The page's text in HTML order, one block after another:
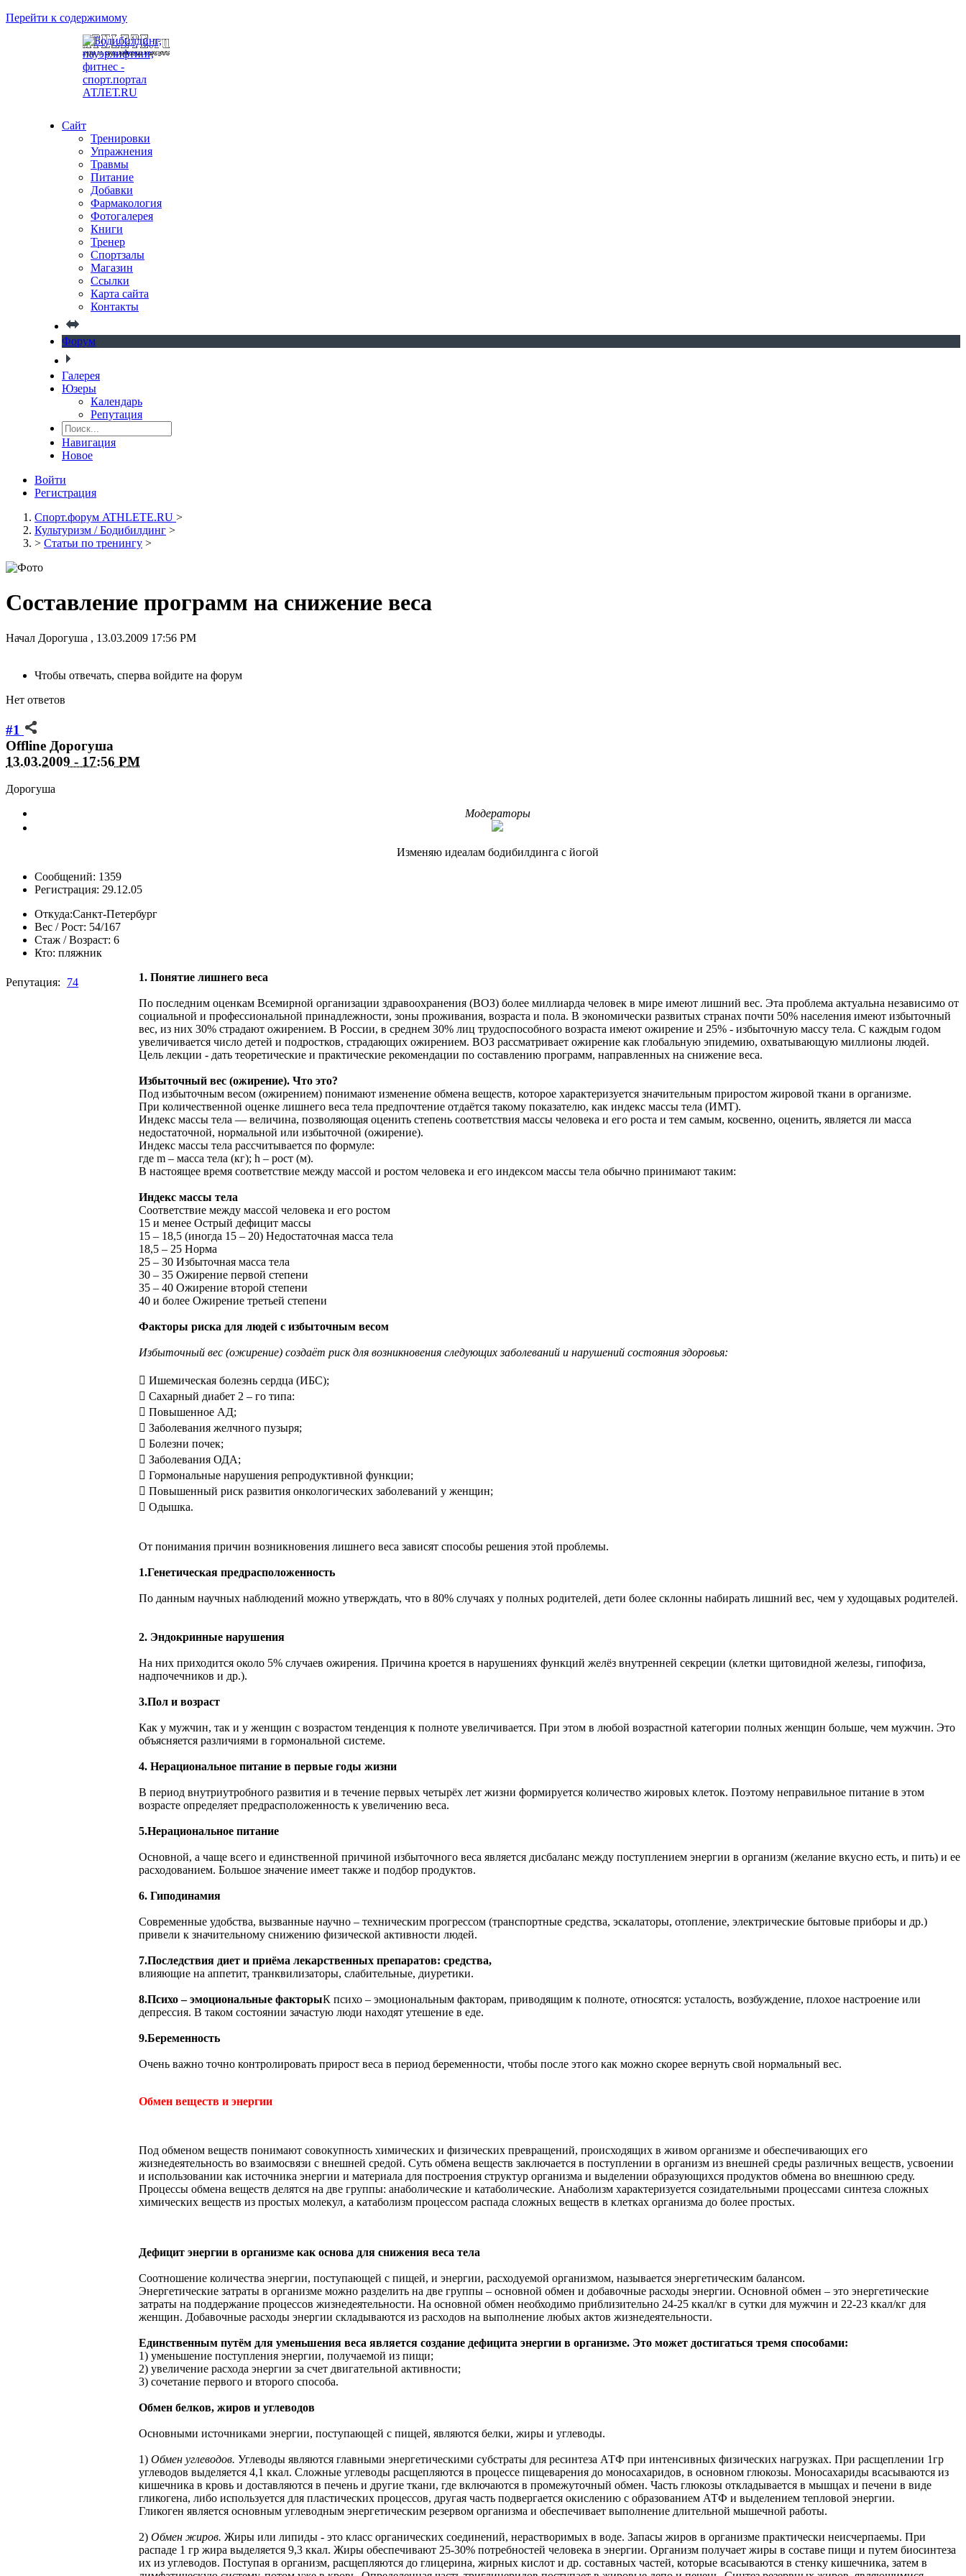
Перейти к содержимому
Сайт
Тренировки
Упражнения
Травмы
Питание
Добавки
Фармакология
Фотогалерея
Книги
Тренер
Спортзалы
Магазин
Ссылки
Карта сайта
Контакты
Форум
Галерея
Юзеры
Календарь
Репутация
Навигация
Новое
Войти
Регистрация
Спорт.форум ATHLETE.RU >
Культуризм / Бодибилдинг >
> Статьи по тренингу >
Составление программ на снижение веса
Начал Дорогуша , 13.03.2009 17:56 PM
Чтобы отвечать, сперва войдите на форум
Нет ответов
#1
Offline Дорогуша
13.03.2009 - 17:56 PM
Дорогуша
Модераторы
Изменяю идеалам бодибилдинга с йогой
Сообщений: 1359
Регистрация: 29.12.05
Откуда:Санкт-Петербург
Вес / Рост: 54/167
Стаж / Возраст: 6
Кто: пляжник
Репутация: 74 1. Понятие лишнего веса
По последним оценкам Всемирной организации здравоохранения (ВОЗ) более миллиарда человек в мире имеют лишний вес. Эта проблема актуальна независимо от
социальной и профессиональной принадлежности, зоны проживания, возраста и пола. В экономически развитых странах почти 50% населения имеют избыточный
вес, из них 30% страдают ожирением. В России, в среднем 30% лиц трудоспособного возраста имеют ожирение и 25% - избыточную массу тела. С каждым годом
увеличивается число детей и подростков, страдающих ожирением. ВОЗ рассматривает ожирение как глобальную эпидемию, охватывающую миллионы людей.
Цель лекции - дать теоретические и практические рекомендации по составлению программ, направленных на снижение веса.
Избыточный вес (ожирение). Что это?
Под избыточным весом (ожирением) понимают изменение обмена веществ, которое характеризуется значительным приростом жировой ткани в организме.
При количественной оценке лишнего веса тела предпочтение отдаётся такому показателю, как индекс массы тела (ИМТ).
Индекс массы тела — величина, позволяющая оценить степень соответствия массы человека и его роста и тем самым, косвенно, оценить, является ли масса
недостаточной, нормальной или избыточной (ожирение).
Индекс массы тела рассчитывается по формуле:
где m – масса тела (кг); h – рост (м).
В настоящее время соответствие между массой и ростом человека и его индексом массы тела обычно принимают таким:
Индекс массы тела
Соответствие между массой человека и его ростом
15 и менее Острый дефицит массы
15 – 18,5 (иногда 15 – 20) Недостаточная масса тела
18,5 – 25 Норма
25 – 30 Избыточная масса тела
30 – 35 Ожирение первой степени
35 – 40 Ожирение второй степени
40 и более Ожирение третьей степени
Факторы риска для людей с избыточным весом
Избыточный вес (ожирение) создаёт риск для возникновения следующих заболеваний и нарушений состояния здоровья:
 Ишемическая болезнь сердца (ИБС);
 Сахарный диабет 2 – го типа:
 Повышенное АД;
 Заболевания желчного пузыря;
 Болезни почек;
 Заболевания ОДА;
 Гормональные нарушения репродуктивной функции;
 Повышенный риск развития онкологических заболеваний у женщин;
 Одышка.
От понимания причин возникновения лишнего веса зависят способы решения этой проблемы.
1.Генетическая предрасположенность
По данным научных наблюдений можно утверждать, что в 80% случаях у полных родителей, дети более склонны набирать лишний вес, чем у худощавых родителей.
2. Эндокринные нарушения
На них приходится около 5% случаев ожирения. Причина кроется в нарушениях функций желёз внутренней секреции (клетки щитовидной железы, гипофиза,
надпочечников и др.).
3.Пол и возраст
Как у мужчин, так и у женщин с возрастом тенденция к полноте увеличивается. При этом в любой возрастной категории полных женщин больше, чем мужчин. Это
объясняется различиями в гормональной системе.
4. Нерациональное питание в первые годы жизни
В период внутриутробного развития и в течение первых четырёх лет жизни формируется количество жировых клеток. Поэтому неправильное питание в этом
возрасте определяет предрасположенность к увеличению веса.
5.Нерациональное питание
Основной, а чаще всего и единственной причиной избыточного веса является дисбаланс между поступлением энергии в организм (желание вкусно есть, и пить) и ее
расходованием. Большое значение имеет также и подбор продуктов.
6. Гиподинамия
Современные удобства, вызванные научно – техническим прогрессом (транспортные средства, эскалаторы, отопление, электрические бытовые приборы и др.)
привели к значительному снижению физической активности людей.
7.Последствия диет и приёма лекарственных препаратов: средства,
влияющие на аппетит, транквилизаторы, слабительные, диуретики.
8.Психо – эмоциональные факторыК психо – эмоциональным факторам, приводящим к полноте, относятся: усталость, возбуждение, плохое настроение или
депрессия. В таком состоянии зачастую люди находят утешение в еде.
9.Беременность
Очень важно точно контролировать прирост веса в период беременности, чтобы после этого как можно скорее вернуть свой нормальный вес.
Обмен веществ и энергии
Под обменом веществ понимают совокупность химических и физических превращений, происходящих в живом организме и обеспечивающих его
жизнедеятельность во взаимосвязи с внешней средой. Суть обмена веществ заключается в поступлении в организм из внешней среды различных веществ, усвоении
и использовании как источника энергии и материала для построения структур организма и выделении образующихся продуктов обмена во внешнюю среду.
Процессы обмена веществ делятся на две группы: анаболические и катаболические. Анаболизм характеризуется созидательными процессами синтеза сложных
химических веществ из простых молекул, а катаболизм процессом распада сложных веществ в клетках организма до более простых.
Дефицит энергии в организме как основа для снижения веса тела
Соотношение количества энергии, поступающей с пищей, и энергии, расходуемой организмом, называется энергетическим балансом.
Энергетические затраты в организме можно разделить на две группы – основной обмен и добавочные расходы энергии. Основной обмен – это энергетические
затраты на поддержание процессов жизнедеятельности. На основной обмен необходимо приблизительно 24-25 ккал/кг в сутки для мужчин и 22-23 ккал/кг для
женщин. Добавочные расходы энергии складываются из расходов на выполнение любых актов жизнедеятельности.
Единственным путём для уменьшения веса является создание дефицита энергии в организме. Это может достигаться тремя способами:
1) уменьшение поступления энергии, получаемой из пищи;
2) увеличение расхода энергии за счет двигательной активности;
3) сочетание первого и второго способа.
Обмен белков, жиров и углеводов
Основными источниками энергии, поступающей с пищей, являются белки, жиры и углеводы.
1) Обмен углеводов. Углеводы являются главными энергетическими субстраты для ресинтеза АТФ при интенсивных физических нагрузках. При расщеплении 1гр
углеводов выделяется 4,1 ккал. Сложные углеводы расщепляются в процессе пищеварения до моносахаридов, в основном глюкозы. Моносахариды всасываются из
кишечника в кровь и доставляются в печень и другие ткани, где включаются в промежуточный обмен. Часть глюкозы откладывается в мышцах и печени в виде
гликогена, либо используется для пластических процессов, другая часть подвергается окислению с образованием АТФ и выделением тепловой энергии.
Гликоген является основным углеводным энергетическим резервом организма и обеспечивает выполнение длительной мышечной работы.
2) Обмен жиров. Жиры или липиды - это класс органических соединений, нерастворимых в воде. Запасы жиров в организме практически неисчерпаемы. При
распаде 1 гр жира выделяется 9,3 ккал. Жиры обеспечивают 25-30% потребностей человека в энергии. Организм получает жиры в составе пищи и путем биосинтеза
их из углеводов. Поступая в организм, расщепляются до глицерина, жирных кислот и др. составных частей, которые всасываются в стенку кишечника, затем в